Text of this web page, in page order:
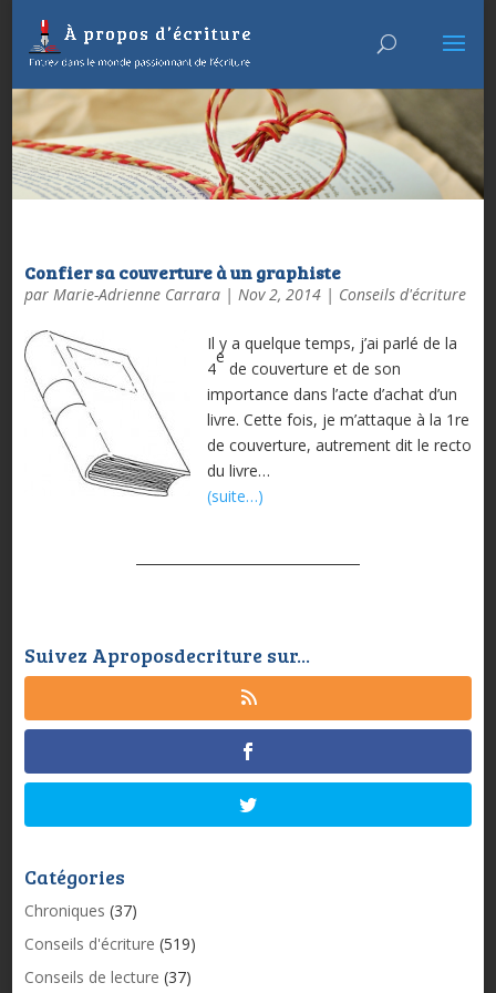
Confier sa couverture à un graphiste
par Marie-Adrienne Carrara| Nov 2, 2014| Conseils d'écriture
Il y a quelque temps, j’ai parlé de la
4
e
de couverture et de son
importance dans l’acte d’achat d’un
livre. Cette fois, je m’attaque à la 1re
de couverture, autrement dit le recto
du livre…
(suite…)
Suivez Aproposdecriture sur...
Catégories
Chroniques (37)
Conseils d'écriture (519)
Conseils de lecture (37)